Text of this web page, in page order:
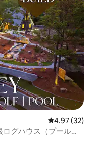
レビュー32
4.97 (32)
グハウス（プール付